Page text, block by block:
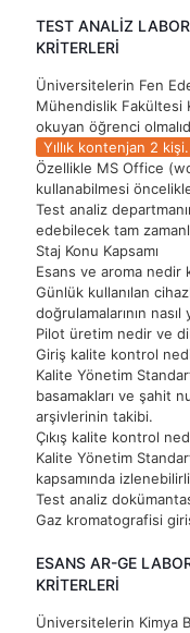
TEST ANALİZ
KRİTERLERİ
Üniversitelerin Fen
Mühendislik Fakültesi
okuyan öğrenci
Yıllık kontenjan 2 kişi.
Özellikle MS Office
kullanabilmesi
Test analiz
edebilecek tam
Staj Konu Kapsamı
Esans ve aroma nedir
Günlük kullanılan
doğrulamalarının nasıl
Pilot üretim nedir ve
Giriş kalite kontrol
Kalite Yönetim
basamakları ve şahit
arşivlerinin takibi.
Çıkış kalite kontrol
Kalite Yönetim
kapsamında
Test analiz
Gaz kromatografisi
ESANS AR-GE
KRİTERLERİ
Üniversitelerin Kimya